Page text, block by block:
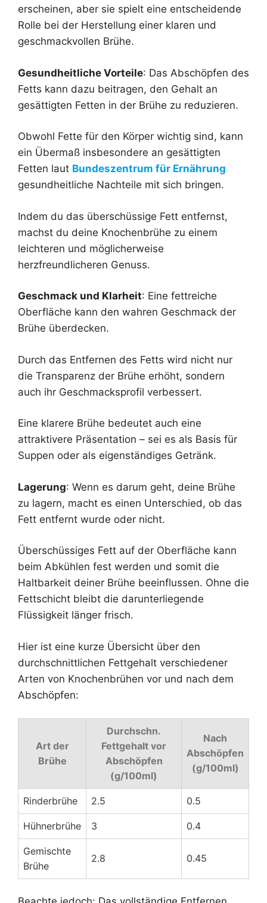
erscheinen, aber sie spielt eine entscheidende
Rolle bei der Herstellung einer klaren und
geschmackvollen Brühe.
Gesundheitliche Vorteile: Das Abschöpfen des
Fetts kann dazu beitragen, den Gehalt an
gesättigten Fetten in der Brühe zu reduzieren.
Obwohl Fette für den Körper wichtig sind, kann
ein Übermaß insbesondere an gesättigten
Fetten laut Bundeszentrum für Ernährung
gesundheitliche Nachteile mit sich bringen.
Indem du das überschüssige Fett entfernst,
machst du deine Knochenbrühe zu einem
leichteren und möglicherweise
herzfreundlicheren Genuss.
Geschmack und Klarheit: Eine fettreiche
Oberfläche kann den wahren Geschmack der
Brühe überdecken.
Durch das Entfernen des Fetts wird nicht nur
die Transparenz der Brühe erhöht, sondern
auch ihr Geschmacksprofil verbessert.
Eine klarere Brühe bedeutet auch eine
attraktivere Präsentation – sei es als Basis für
Suppen oder als eigenständiges Getränk.
Lagerung: Wenn es darum geht, deine Brühe
zu lagern, macht es einen Unterschied, ob das
Fett entfernt wurde oder nicht.
Überschüssiges Fett auf der Oberfläche kann
beim Abkühlen fest werden und somit die
Haltbarkeit deiner Brühe beeinflussen. Ohne die
Fettschicht bleibt die darunterliegende
Flüssigkeit länger frisch.
Hier ist eine kurze Übersicht über den
durchschnittlichen Fettgehalt verschiedener
Arten von Knochenbrühen vor und nach dem
Abschöpfen:
Art der
Brühe
Durchschn.
Fettgehalt vor
Abschöpfen
(g/100ml)
Nach
Abschöpfen
(g/100ml)
Rinderbrühe 2.5 0.5
Hühnerbrühe 3 0.4
Gemischte
Brühe
2.8 0.45